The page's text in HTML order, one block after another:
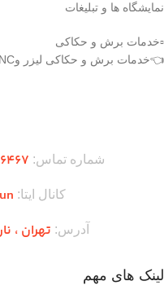
نمایشگاه ها و تبلیغات
▫️خدمات برش و حکاکی
👈خدمات برش و حکاکی لیزر وCNC با کیفیت و دقت بالا
شماره تماس:
کانال ایتا:
آدرس: تهران ،‌
لینک های مهم